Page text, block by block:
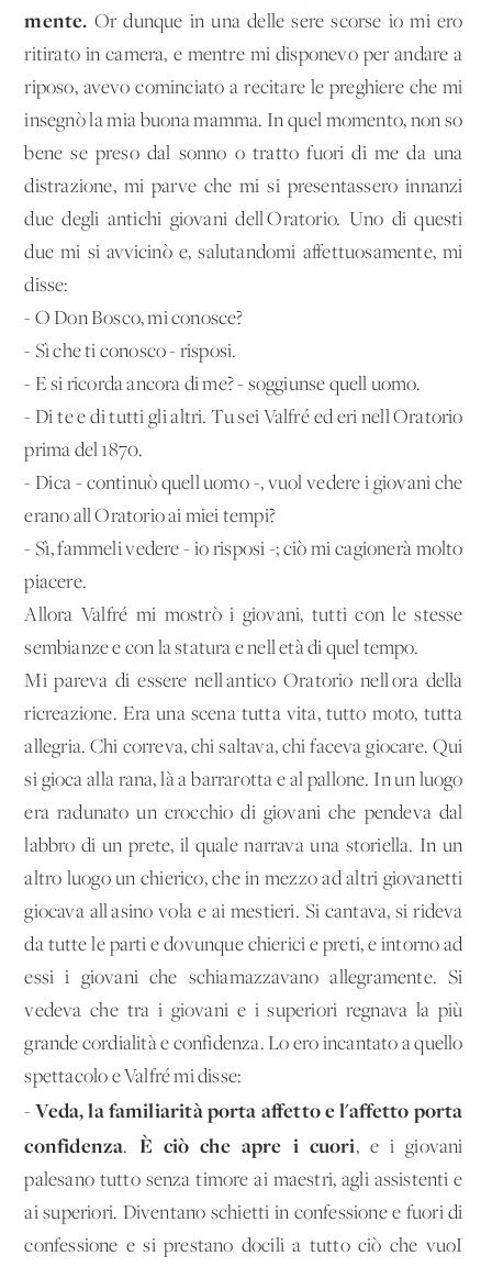
mente. Or dunque in una delle sere scorse io mi ero
ritirato in camera, e mentre mi disponevo per andare a
riposo, avevo cominciato a recitare le preghiere che mi
insegnò la mia buona mamma. In quel momento, non so
bene se preso dal sonno o tratto fuori di me da una
distrazione, mi parve che mi si presentassero innanzi
due degli antichi giovani dell'Oratorio. Uno di questi
due mi si avvicinò e, salutandomi affettuosamente, mi
disse:
- O Don Bosco, mi conosce?
- Sì che ti conosco - risposi.
- E si ricorda ancora di me? - soggiunse quell'uomo.
- Di te e di tutti gli altri. Tu sei Valfré ed eri nell'Oratorio
prima del 1870.
- Dica - continuò quell'uomo -, vuol vedere i giovani che
erano all'Oratorio ai miei tempi?
- Sì, fammeli vedere - io risposi -; ciò mi cagionerà molto
piacere.
Allora Valfré mi mostrò i giovani, tutti con le stesse
sembianze e con la statura e nell'età di quel tempo.
Mi pareva di essere nell'antico Oratorio nell'ora della
ricreazione. Era una scena tutta vita, tutto moto, tutta
allegria. Chi correva, chi saltava, chi faceva giocare. Qui
si gioca alla rana, là a barrarotta e al pallone. In un luogo
era radunato un crocchio di giovani che pendeva dal
labbro di un prete, il quale narrava una storiella. In un
altro luogo un chierico, che in mezzo ad altri giovanetti
giocava all'asino vola e ai mestieri. Si cantava, si rideva
da tutte le parti e dovunque chierici e preti, e intorno ad
essi i giovani che schiamazzavano allegramente. Si
vedeva che tra i giovani e i superiori regnava la più
grande cordialità e confidenza. Lo ero incantato a quello
spettacolo e Valfré mi disse:
-Veda, la familiarità porta affetto e l'affetto porta
confidenza. È ciò che apre i cuori, e i giovani
palesano tutto senza timore ai maestri, agli assistenti e
ai superiori. Diventano schietti in confessione e fuori di
confessione e si prestano docili a tutto ciò che vuoI